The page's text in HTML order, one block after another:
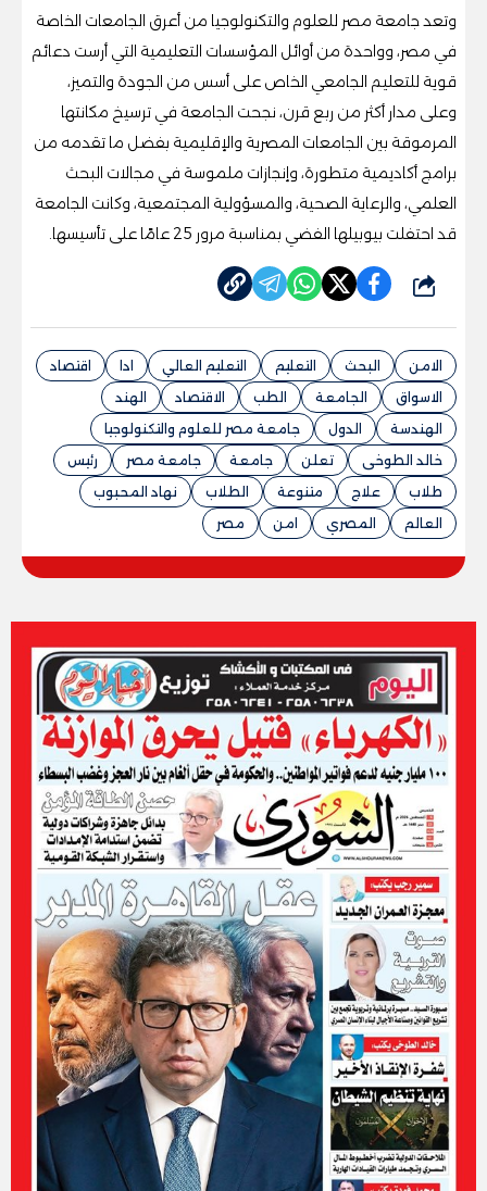
وتعد جامعة مصر للعلوم والتكنولوجيا من أعرق الجامعات الخاصة
في مصر، وواحدة من أوائل المؤسسات التعليمية التي أرست دعائم
قوية للتعليم الجامعي الخاص على أسس من الجودة والتميز،
وعلى مدار أكثر من ربع قرن، نجحت الجامعة في ترسيخ مكانتها
المرموقة بين الجامعات المصرية والإقليمية بفضل ما تقدمه من
برامج أكاديمية متطورة، وإنجازات ملموسة في مجالات البحث
العلمي، والرعاية الصحية، والمسؤولية المجتمعية، وكانت الجامعة
قد احتفلت بيوبيلها الفضي بمناسبة مرور 25 عامًا على تأسيسها.
شارك
الامن البحث التعليم التعليم العالي ادا
اقتصاد
الاسواق
الجامعة الطب الاقتصاد
الهند
الهندسة
الدول
جامعة مصر للعلوم والتكنولوجيا
خالد الطوخى
تعلن جامعة جامعة مصر
رئيس
طلاب
علاج متنوعة الطلاب
نهاد المحبوب
العالم
المصري امن مصر